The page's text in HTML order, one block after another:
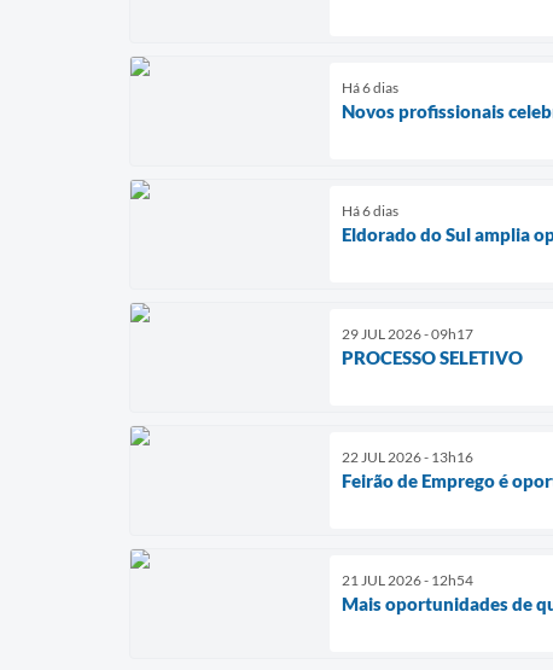
Há 6 dias
Novos profissionais
Há 6 dias
Eldorado do Sul amplia
29 JUL 2026 - 09h17
PROCESSO SELETIVO
22 JUL 2026 - 13h16
Feirão de Emprego é
21 JUL 2026 - 12h54
Mais oportunidades de